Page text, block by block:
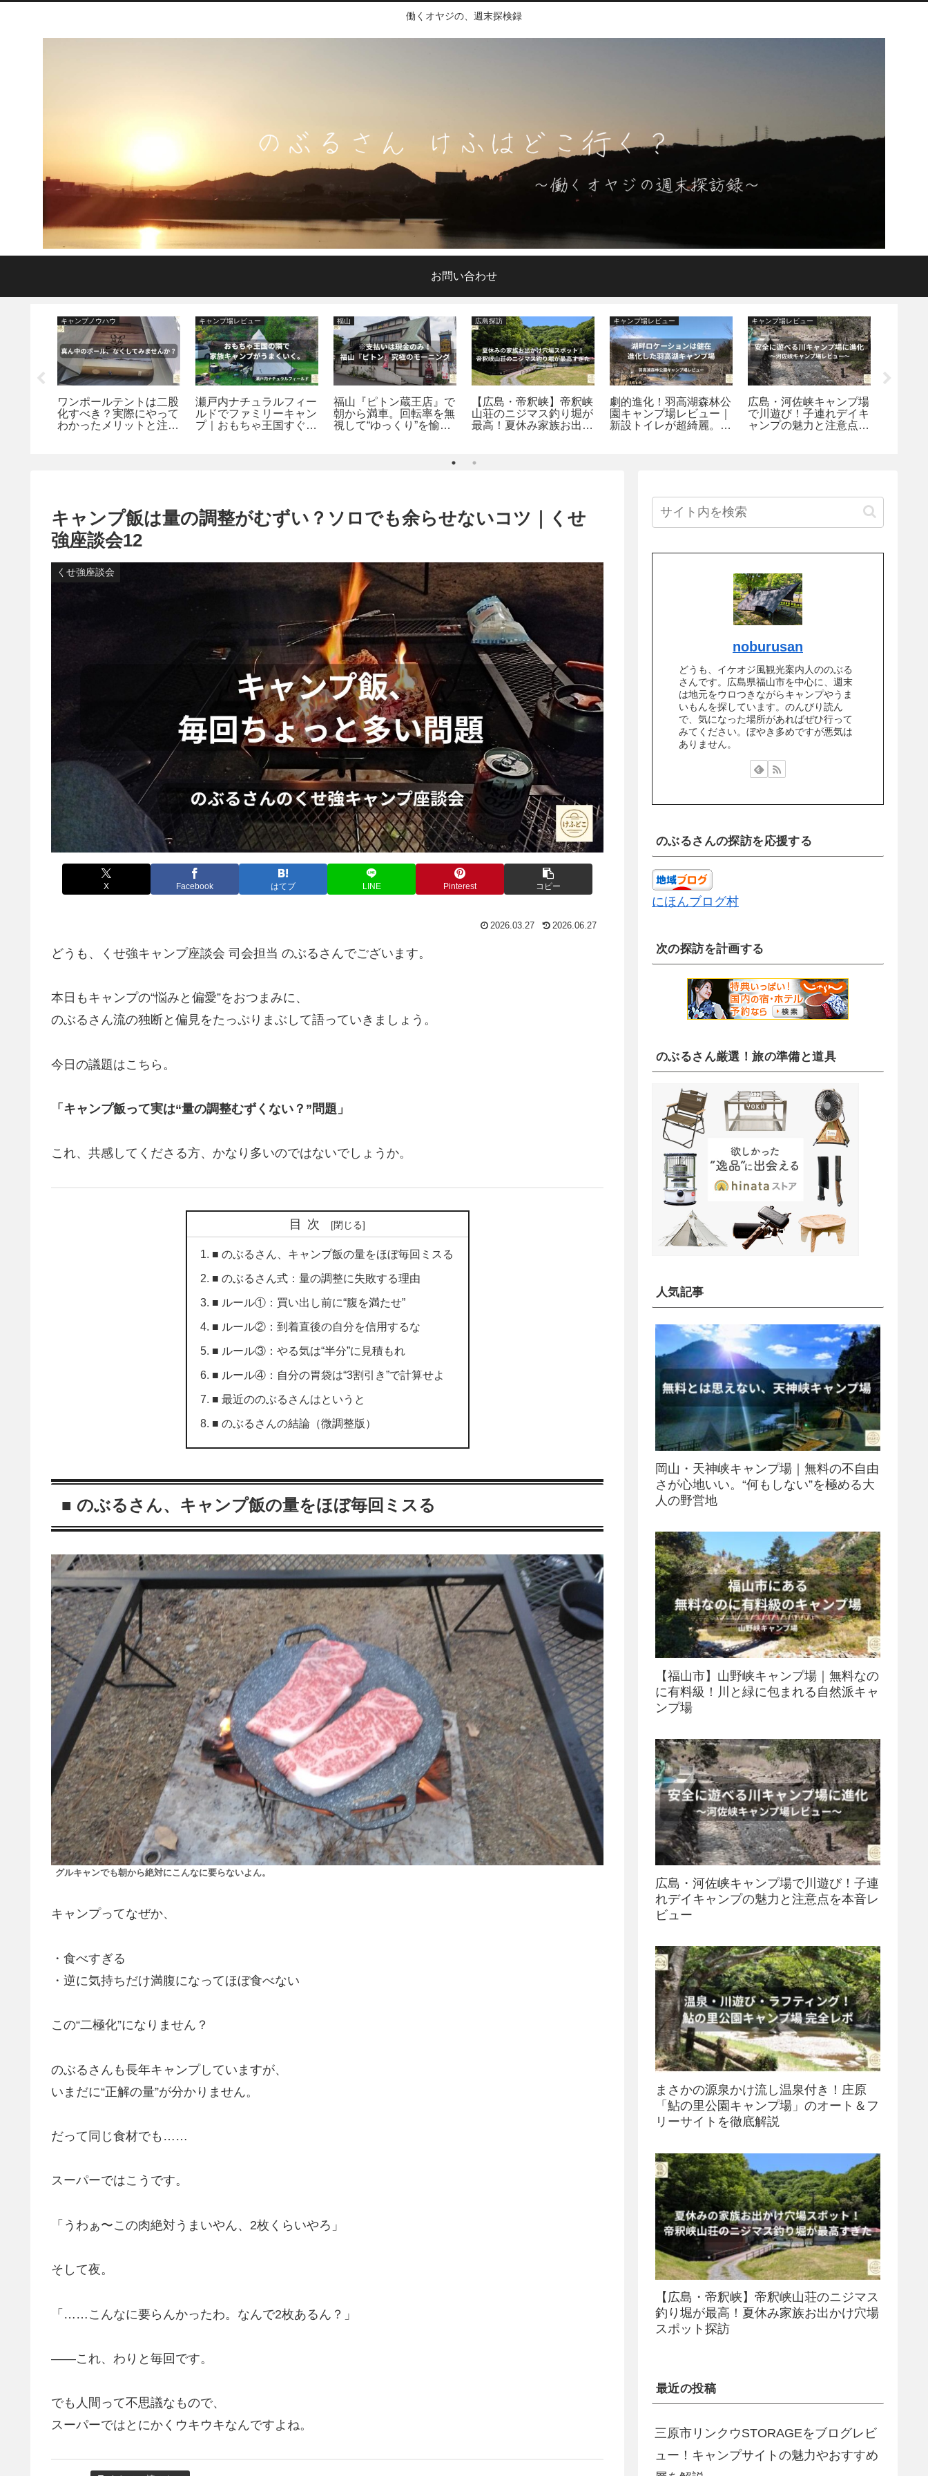
働くオヤジの、週末探検録
お問い合わせ
キャンプノウハウ
ワンポールテントは二股
化すべき？実際にやって
わかったメリットと注意
キャンプ場レビュー
瀬戸内ナチュラルフィー
ルドでファミリーキャン
プ｜おもちゃ王国すぐ
福山
福山『ピトン蔵王店』で
朝から満車。回転率を無
視して“ゆっくり”を愉し
広島探訪
【広島・帝釈峡】帝釈峡
山荘のニジマス釣り堀が
最高！夏休み家族お出か
キャンプ場レビュー
劇的進化！羽高湖森林公
園キャンプ場レビュー｜
新設トイレが超綺麗。料
キャンプ場レビュー
広島・河佐峡キャンプ場
で川遊び！子連れデイキ
ャンプの魅力と注意点を
キャンプ飯は量の調整がむずい？ソロでも余らせないコツ｜くせ
強座談会12
くせ強座談会
X Facebook はてブ LINE Pinterest コピー
2026.03.27 2026.06.27
どうも、くせ強キャンプ座談会 司会担当 のぶるさんでございます。
本日もキャンプの“悩みと偏愛”をおつまみに、
のぶるさん流の独断と偏見をたっぷりまぶして語っていきましょう。
今日の議題はこちら。
「キャンプ飯って実は“量の調整むずくない？”問題」
これ、共感してくださる方、かなり多いのではないでしょうか。
目次
■ のぶるさん、キャンプ飯の量をほぼ毎回ミスる
■ のぶるさん式：量の調整に失敗する理由
■ ルール①：買い出し前に“腹を満たせ”
■ ルール②：到着直後の自分を信用するな
■ ルール③：やる気は“半分”に見積もれ
■ ルール④：自分の胃袋は“3割引き”で計算せよ
■ 最近ののぶるさんはというと
■ のぶるさんの結論（微調整版）
■ のぶるさん、キャンプ飯の量をほぼ毎回ミスる
グルキャンでも朝から絶対にこんなに要らないよん。
キャンプってなぜか、
・食べすぎる
・逆に気持ちだけ満腹になってほぼ食べない
この“二極化”になりません？
のぶるさんも長年キャンプしていますが、
いまだに“正解の量”が分かりません。
だって同じ食材でも……
スーパーではこうです。
「うわぁ〜この肉絶対うまいやん、2枚くらいやろ」
そして夜。
「……こんなに要らんかったわ。なんで2枚あるん？」
——これ、わりと毎回です。
でも人間って不思議なもので、
スーパーではとにかくウキウキなんですよね。
noburusan
どうも、イケオジ風観光案内人ののぶる
さんです。広島県福山市を中心に、週末
は地元をウロつきながらキャンプやうま
いもんを探しています。のんびり読ん
で、気になった場所があればぜひ行って
みてください。ぼやき多めですが悪気は
ありません。
のぶるさんの探訪を応援する
にほんブログ村
次の探訪を計画する
のぶるさん厳選！旅の準備と道具
人気記事
岡山・天神峡キャンプ場｜無料の不自由
さが心地いい。“何もしない”を極める大
人の野営地
【福山市】山野峡キャンプ場｜無料なの
に有料級！川と緑に包まれる自然派キャ
ンプ場
広島・河佐峡キャンプ場で川遊び！子連
れデイキャンプの魅力と注意点を本音レ
ビュー
まさかの源泉かけ流し温泉付き！庄原
「鮎の里公園キャンプ場」のオート＆フ
リーサイトを徹底解説
【広島・帝釈峡】帝釈峡山荘のニジマス
釣り堀が最高！夏休み家族お出かけ穴場
スポット探訪
最近の投稿
三原市リンクウSTORAGEをブログレビ
ュー！キャンプサイトの魅力やおすすめ